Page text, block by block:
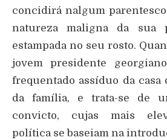
concidirá nalgum
natureza maligna da sua
estampada no seu rosto.
jovem presidente
frequentado assíduo da casa
da família, e trata-se de
convicto, cujas mais
política se baseiam na